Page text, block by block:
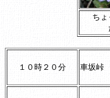
ち
１０時２０分 車坂峠